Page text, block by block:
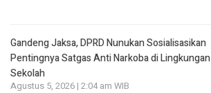
Gandeng Jaksa, DPRD Nunukan Sosialisasikan
Pentingnya Satgas Anti Narkoba di Lingkungan
Sekolah
Agustus 5, 2026 | 2:04 am WIB